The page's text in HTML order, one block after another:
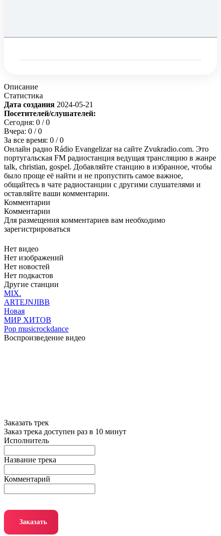
Описание
Статистика
Дата создания 2024-05-21
Посетителей/слушателей:
Сегодня: 0 / 0
Вчера: 0 / 0
За все время: 0 / 0
Онлайн радио Rádio Evangelizar на сайте Zvukradio.com. Это
португальская FM радиостанция ведущая трансляцию в жанре
talk, christian, gospel. Добавляйте станцию в избранное, чтобы
было проще её найти и не пропустить самое важное,
общайтесь в чате радиостанции с другими слушателями и
оставляйте ваши комментарии.
Комментарии
Комментарии
Для размещения комментариев вам необходимо
зарегистрироваться
Нет видео
Нет изображений
Нет новостей
Нет подкастов
Другие станции
MIX.
ARTEJNJIBB
Новая
МИР ХИТОВ
Pop musicrockdance
Воспроизведение видео
Заказать трек
Заказ трека доступен раз в 10 минут
Исполнитель
Название трека
Комментарий
Заказать